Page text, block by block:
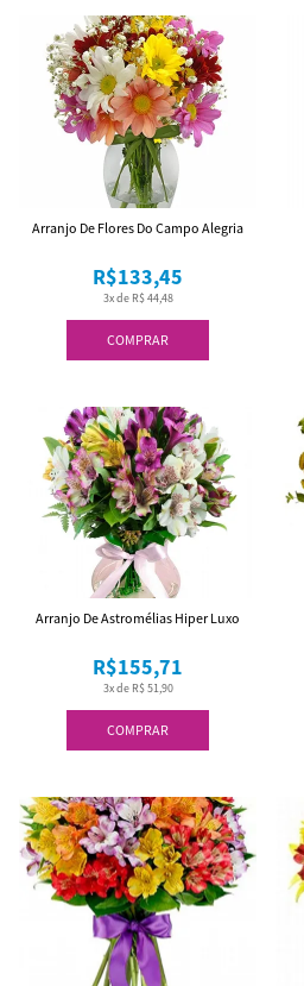
COMPRAR
3x de R$ 44,48
R$133,45
Arranjo De Flores Do Campo Alegria
COMPRAR
3x de R$ 51,90
R$155,71
Arranjo De Astromélias Hiper Luxo